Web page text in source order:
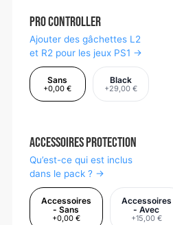
Pro Controller
Ajouter des gâchettes L2
et R2 pour les jeux PS1 →
Sans
+0,00 €
Black
+29,00 €
Accessoires Protection
Qu’est-ce qui est inclus
dans le pack ? →
Accessoires
- Sans
+0,00 €
Accessoires
- Avec
+15,00 €